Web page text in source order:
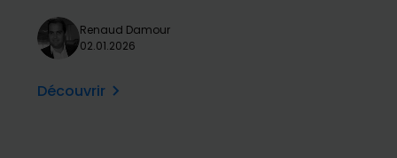
Renaud Damour
02.01.2026
Découvrir